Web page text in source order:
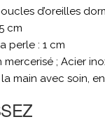
d’oreilles
cm
perle : 1 cm
; Acier
main avec soin,